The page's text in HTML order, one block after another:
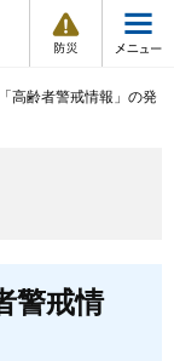
情
報
メ
ュ
高齢者警戒情報」の発
警戒情